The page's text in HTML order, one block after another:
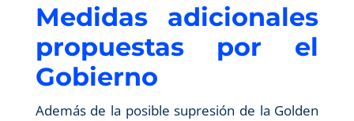
Medidas adicionales
propuestas por el
Gobierno
Además de la posible supresión de la Golden